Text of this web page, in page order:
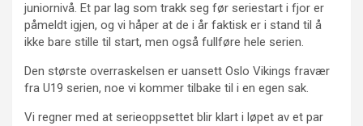
juniornivå. Et par lag som trakk seg før seriestart i fjor er
påmeldt igjen, og vi håper at de i år faktisk er i stand til å
ikke bare stille til start, men også fullføre hele serien.
Den største overraskelsen er uansett Oslo Vikings fravær
fra U19 serien, noe vi kommer tilbake til i en egen sak.
Vi regner med at serieoppsettet blir klart i løpet av et par